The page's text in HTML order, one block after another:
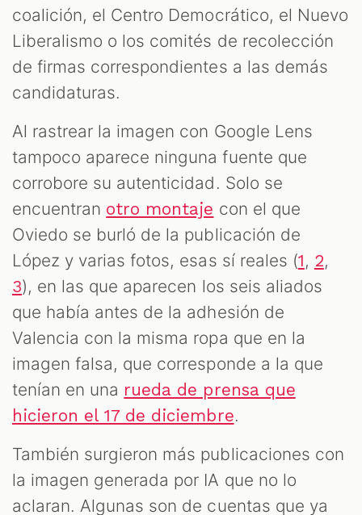
coalición, el Centro Democrático, el Nuevo
Liberalismo o los comités de recolección
de firmas correspondientes a las demás
candidaturas.
Al rastrear la imagen con Google Lens
tampoco aparece ninguna fuente que
corrobore su autenticidad. Solo se
encuentran otro montaje con el que
Oviedo se burló de la publicación de
López y varias fotos, esas sí reales (1, 2,
3), en las que aparecen los seis aliados
que había antes de la adhesión de
Valencia con la misma ropa que en la
imagen falsa, que corresponde a la que
tenían en una rueda de prensa que
hicieron el 17 de diciembre.
También surgieron más publicaciones con
la imagen generada por IA que no lo
aclaran. Algunas son de cuentas que ya